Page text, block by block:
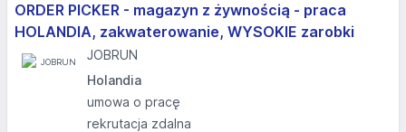
ORDER PICKER - magazyn z żywnością - praca
HOLANDIA, zakwaterowanie, WYSOKIE zarobki
JOBRUN
Holandia
umowa o pracę
rekrutacja zdalna